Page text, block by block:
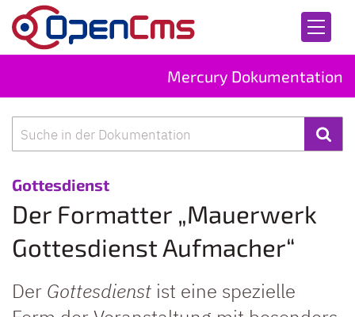
Zum Inhalt springen
Mercury Dokumentation
Gottesdienst:
Der Formatter „Mauerwerk
Gottesdienst Aufmacher“
Der Gottesdienst ist eine spezielle
Suche